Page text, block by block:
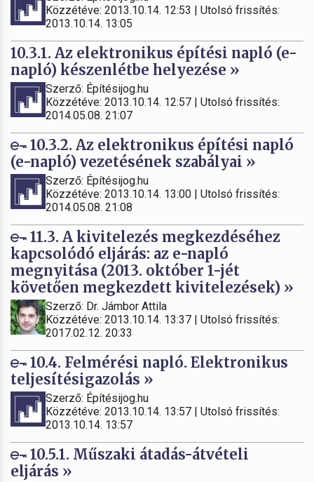
Közzétéve: 2013.10.14. 12:53 | Utolsó frissítés:
2013.10.14. 13:05
10.3.1. Az elektronikus építési napló (e-
napló) készenlétbe helyezése »
Szerző: Építésijog.hu
Közzétéve: 2013.10.14. 12:57 | Utolsó frissítés:
2014.05.08. 21:07
10.3.2. Az elektronikus építési napló
(e-napló) vezetésének szabályai »
Szerző: Építésijog.hu
Közzétéve: 2013.10.14. 13:00 | Utolsó frissítés:
2014.05.08. 21:08
11.3. A kivitelezés megkezdéséhez
kapcsolódó eljárás: az e-napló
megnyitása (2013. október 1-jét
követően megkezdett kivitelezések) »
Szerző: Dr. Jámbor Attila
Közzétéve: 2013.10.14. 13:37 | Utolsó frissítés:
2017.02.12. 20:33
10.4. Felmérési napló. Elektronikus
teljesítésigazolás »
Szerző: Építésijog.hu
Közzétéve: 2013.10.14. 13:57 | Utolsó frissítés:
2013.10.14. 13:57
10.5.1. Műszaki átadás-átvételi
eljárás »